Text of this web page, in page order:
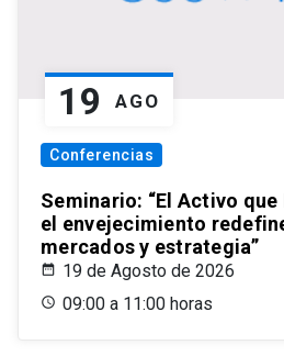
19 AGO
Conferencias
Seminario: “El Activo
el envejecimiento
mercados y estrategia”
19 de Agosto de 2026
09:00 a 11:00 horas